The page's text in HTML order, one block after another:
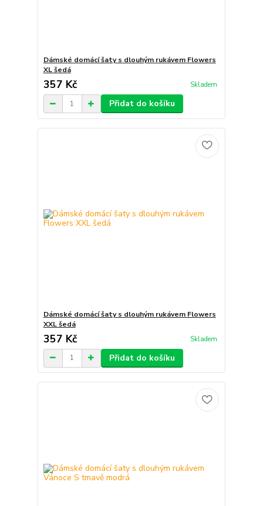
Dámské domácí šaty s dlouhým rukávem Flowers
XL šedá
357 Kč Skladem
Přidat do košíku
Dámské domácí šaty s dlouhým rukávem Flowers
XXL šedá
357 Kč Skladem
Přidat do košíku